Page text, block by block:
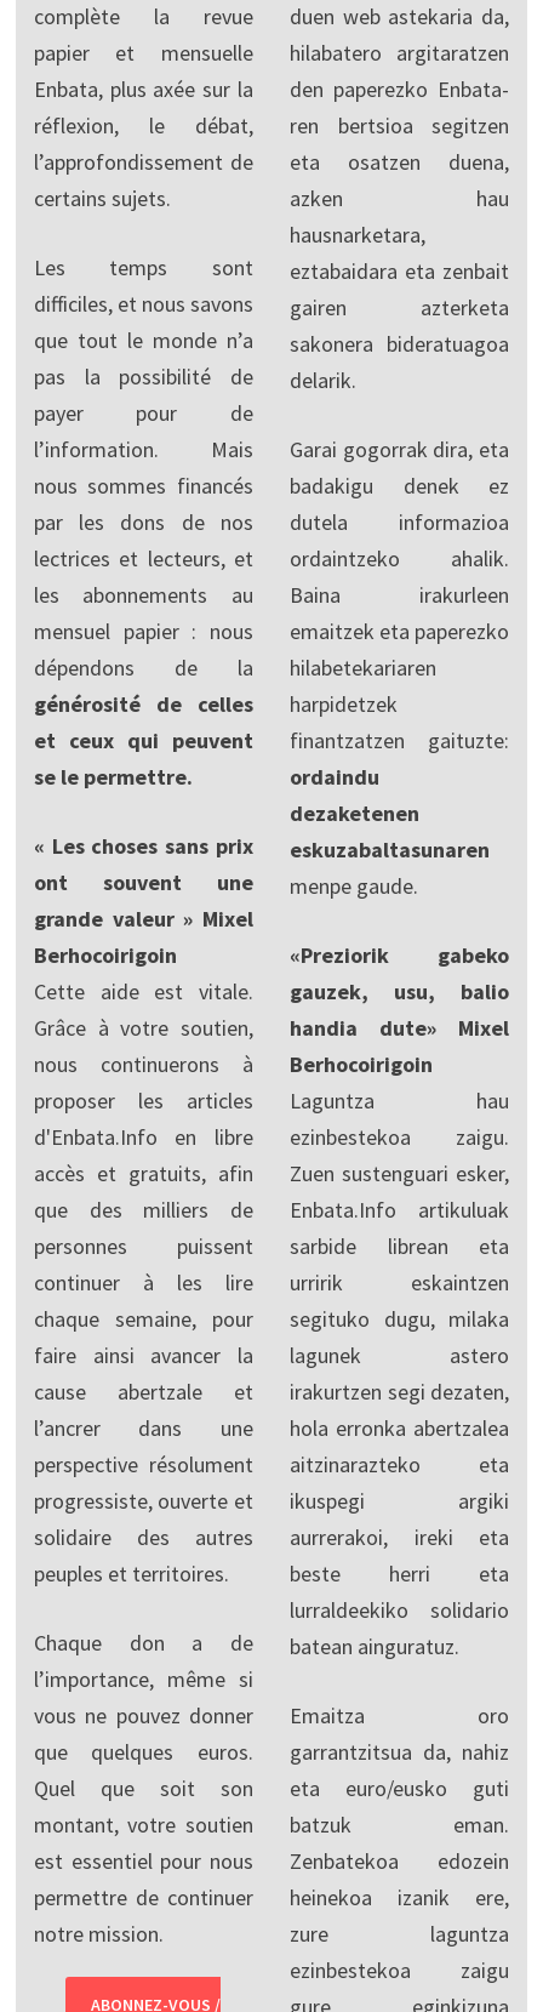
complète la revue
papier et mensuelle
Enbata, plus axée sur la
réflexion, le débat,
l’approfondissement de
certains sujets.
Les temps sont
difficiles, et nous savons
que tout le monde n’a
pas la possibilité de
payer pour de
l’information. Mais
nous sommes financés
par les dons de nos
lectrices et lecteurs, et
les abonnements au
mensuel papier : nous
dépendons de la
générosité de celles
et ceux qui peuvent
se le permettre.
« Les choses sans prix
ont souvent une
grande valeur » Mixel
Berhocoirigoin
Cette aide est vitale.
Grâce à votre soutien,
nous continuerons à
proposer les articles
d'Enbata.Info en libre
accès et gratuits, afin
que des milliers de
personnes puissent
continuer à les lire
chaque semaine, pour
faire ainsi avancer la
cause abertzale et
l’ancrer dans une
perspective résolument
progressiste, ouverte et
solidaire des autres
peuples et territoires.
Chaque don a de
l’importance, même si
vous ne pouvez donner
que quelques euros.
Quel que soit son
montant, votre soutien
est essentiel pour nous
permettre de continuer
notre mission.
ABONNEZ-VOUS /
duen web astekaria da,
hilabatero argitaratzen
den paperezko Enbata-
ren bertsioa segitzen
eta osatzen duena,
azken hau
hausnarketara,
eztabaidara eta zenbait
gairen azterketa
sakonera bideratuagoa
delarik.
Garai gogorrak dira, eta
badakigu denek ez
dutela informazioa
ordaintzeko ahalik.
Baina irakurleen
emaitzek eta paperezko
hilabetekariaren
harpidetzek
finantzatzen gaituzte:
ordaindu
dezaketenen
eskuzabaltasunaren
menpe gaude.
«Preziorik gabeko
gauzek, usu, balio
handia dute» Mixel
Berhocoirigoin
Laguntza hau
ezinbestekoa zaigu.
Zuen sustenguari esker,
Enbata.Info artikuluak
sarbide librean eta
urririk eskaintzen
segituko dugu, milaka
lagunek astero
irakurtzen segi dezaten,
hola erronka abertzalea
aitzinarazteko eta
ikuspegi argiki
aurrerakoi, ireki eta
beste herri eta
lurraldeekiko solidario
batean ainguratuz.
Emaitza oro
garrantzitsua da, nahiz
eta euro/eusko guti
batzuk eman.
Zenbatekoa edozein
heinekoa izanik ere,
zure laguntza
ezinbestekoa zaigu
gure eginkizuna